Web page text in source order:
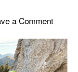
a Comment